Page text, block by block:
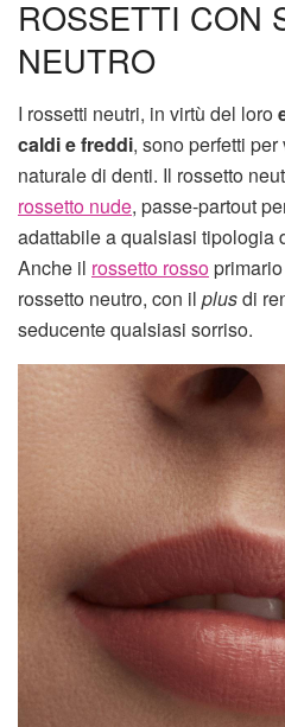
ROSSETTI CON
NEUTRO
I rossetti neutri, in virtù del loro
caldi e freddi, sono perfetti
naturale di denti. Il rossetto
rossetto nude, passe-partout
adattabile a qualsiasi tipologia
Anche il rossetto rosso
rossetto neutro, con il plusdi
seducente qualsiasi sorriso.